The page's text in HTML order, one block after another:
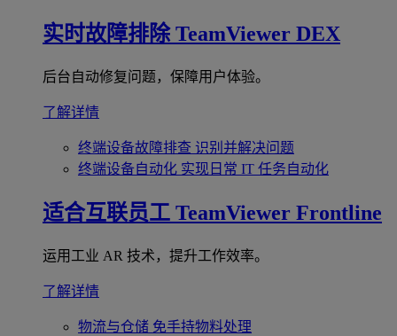
实时故障排除 TeamViewer DEX
后台自动修复问题，保障用户体验。
了解详情
终端设备故障排查 识别并解决问题
终端设备自动化 实现日常 IT 任务自动化
适合互联员工 TeamViewer Frontline
运用工业 AR 技术，提升工作效率。
了解详情
物流与仓储 免手持物料处理